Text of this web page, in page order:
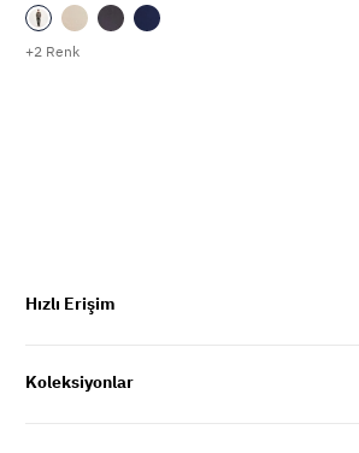
+2 Renk
Hızlı Erişim
Koleksiyonlar